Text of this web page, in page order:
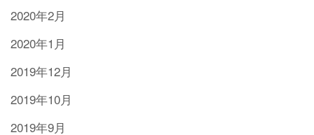
2020年2月
2020年1月
2019年12月
2019年10月
2019年9月